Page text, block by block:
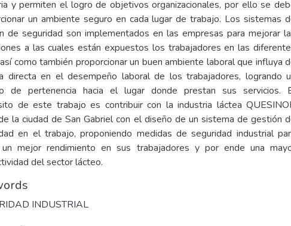
y permiten el logro de objetivos organizacionales, por ello se
un ambiente seguro en cada lugar de trabajo. Los sistemas
de seguridad son implementados en las empresas para mejorar
a las cuales están expuestos los trabajadores en las
como también proporcionar un buen ambiente laboral que influya
directa en el desempeño laboral de los trabajadores, logrando
de pertenencia hacia el lugar donde prestan sus servicios.
de este trabajo es contribuir con la industria láctea
la ciudad de San Gabriel con el diseño de un sistema de gestión
en el trabajo, proponiendo medidas de seguridad industrial
mejor rendimiento en sus trabajadores y por ende una
del sector lácteo.
INDUSTRIAL